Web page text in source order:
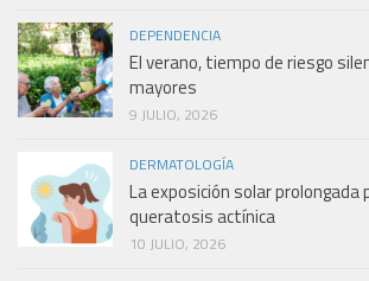
DEPENDENCIA
El verano, tiempo de riesgo
mayores
9 JULIO, 2026
DERMATOLOGÍA
La exposición solar prolongada
queratosis actínica
10 JULIO, 2026